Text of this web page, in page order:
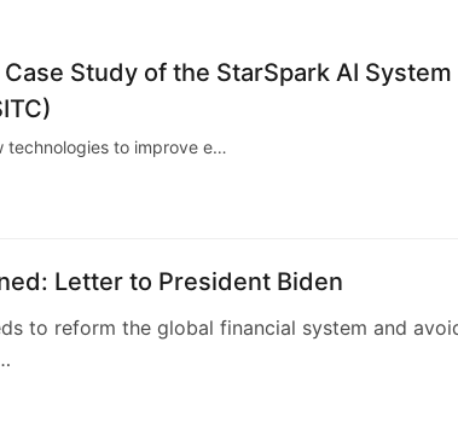
Study of the StarSpark AI System
technologies to improve e…
Letter to President Biden
to reform the global financial system and